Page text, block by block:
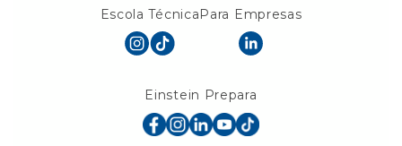
Escola TécnicaPara Empresas
Einstein Prepara